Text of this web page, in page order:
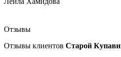
Отзывы
Отзывы клиентов Старой